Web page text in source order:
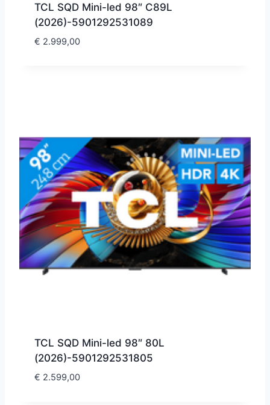
TCL SQD Mini-led 98″ C89L
(2026)-5901292531089
€ 2.999,00
TCL SQD Mini-led 98″ 80L
(2026)-5901292531805
€ 2.599,00